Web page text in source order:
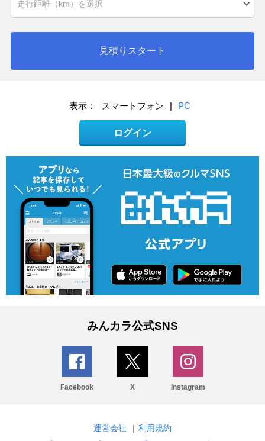
見積りスタート
表示： スマートフォン | PC
ログイン
みんカラ公式SNS
Facebook X Instagram
運営会社 | 利用規約